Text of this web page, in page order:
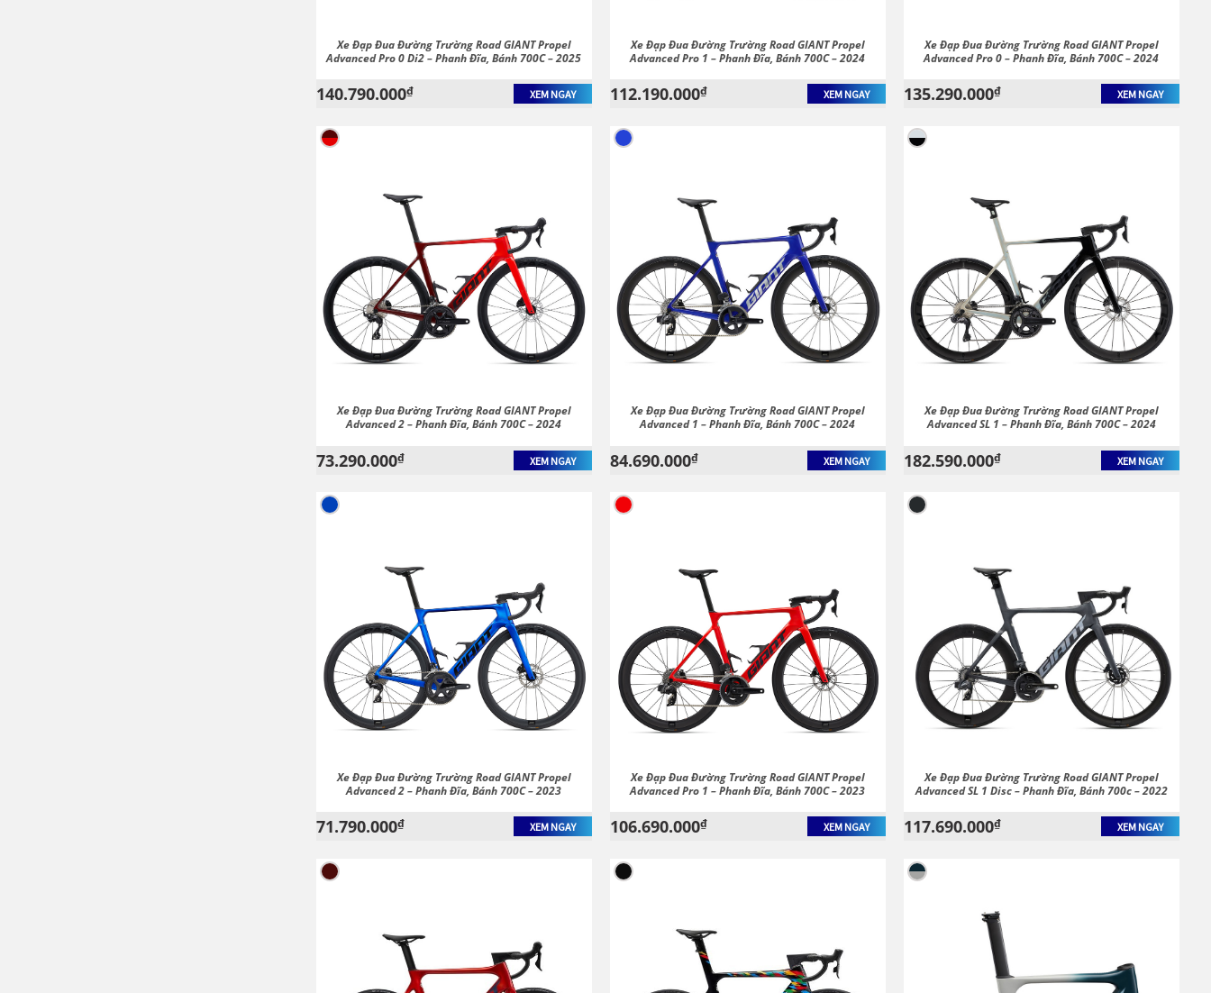
Xe Đạp Đua Đường Trường Road GIANT Propel
Advanced Pro 0 Di2 – Phanh Đĩa, Bánh 700C – 2025
140.790.000₫ XEM NGAY
Xe Đạp Đua Đường Trường Road GIANT Propel
Advanced Pro 1 – Phanh Đĩa, Bánh 700C – 2024
112.190.000₫ XEM NGAY
Xe Đạp Đua Đường Trường Road GIANT Propel
Advanced Pro 0 – Phanh Đĩa, Bánh 700C – 2024
135.290.000₫ XEM NGAY
Xe Đạp Đua Đường Trường Road GIANT Propel
Advanced 2 – Phanh Đĩa, Bánh 700C – 2024
73.290.000₫ XEM NGAY
Xe Đạp Đua Đường Trường Road GIANT Propel
Advanced 1 – Phanh Đĩa, Bánh 700C – 2024
84.690.000₫ XEM NGAY
Xe Đạp Đua Đường Trường Road GIANT Propel
Advanced SL 1 – Phanh Đĩa, Bánh 700C – 2024
182.590.000₫ XEM NGAY
Xe Đạp Đua Đường Trường Road GIANT Propel
Advanced 2 – Phanh Đĩa, Bánh 700C – 2023
71.790.000₫ XEM NGAY
Xe Đạp Đua Đường Trường Road GIANT Propel
Advanced Pro 1 – Phanh Đĩa, Bánh 700C – 2023
106.690.000₫ XEM NGAY
Xe Đạp Đua Đường Trường Road GIANT Propel
Advanced SL 1 Disc – Phanh Đĩa, Bánh 700c – 2022
117.690.000₫ XEM NGAY